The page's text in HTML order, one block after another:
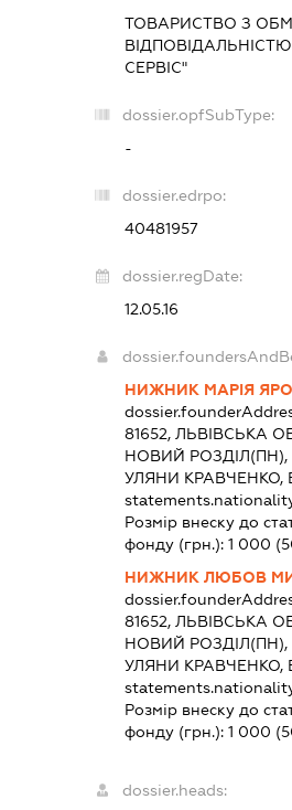
ТОВАРИСТВО З
СЕРВІС"
dossier.opfSubType:
-
dossier.edrpo:
40481957
dossier.regDate:
12.05.16
НИЖНИК МАРІЯ
81652, ЛЬВІВСЬКА
НОВИЙ РОЗДІЛ(ПН),
УЛЯНИ КРАВЧЕНКО,
Розмір внеску до
фонду (грн.): 1 000
НИЖНИК ЛЮБОВ
81652, ЛЬВІВСЬКА
НОВИЙ РОЗДІЛ(ПН),
УЛЯНИ КРАВЧЕНКО,
Розмір внеску до
фонду (грн.): 1 000
dossier.heads: